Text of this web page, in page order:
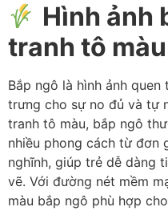
Hình ảnh
tranh tô màu
Bắp ngô là hình ảnh
trưng cho sự no đủ và tự
tranh tô màu, bắp ngô
nhiều phong cách từ đơn
nghĩnh, giúp trẻ dễ dàng
vẽ. Với đường nét mềm
màu bắp ngô phù hợp